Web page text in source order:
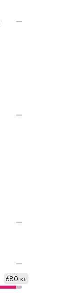
680 кг